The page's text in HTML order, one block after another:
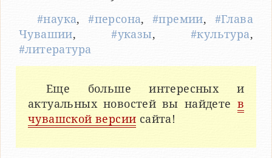
#наука,#персона,#премии, #Глава
Чувашии,#указы, #культура,
#литература
Еще больше интересных и
актуальных новостей вы найдете в
чувашской версии сайта!